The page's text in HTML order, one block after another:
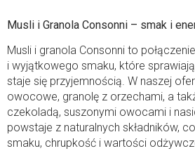
Musli i Granola Consonni – smak i
Musli i granola Consonni to
i wyjątkowego smaku, które
staje się przyjemnością. W naszej
owocowe, granolę z orzechami, a
czekoladą, suszonymi owocami i
powstaje z naturalnych składników,
smaku, chrupkość i wartości